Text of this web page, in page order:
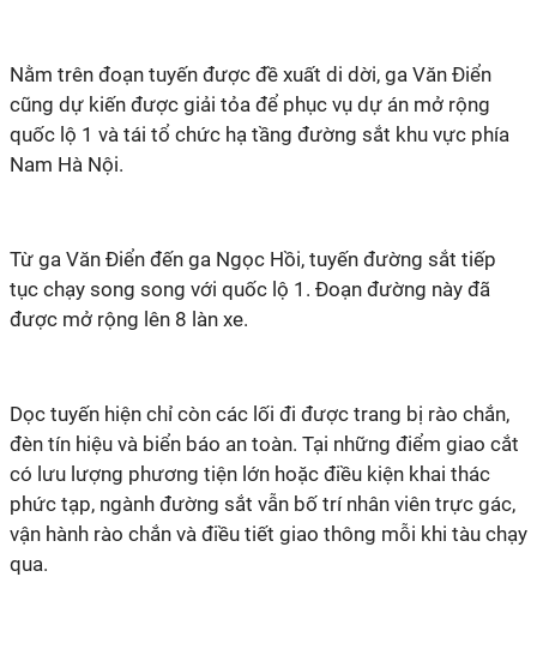
Nằm trên đoạn tuyến được đề xuất di dời, ga Văn Điển
cũng dự kiến được giải tỏa để phục vụ dự án mở rộng
quốc lộ 1 và tái tổ chức hạ tầng đường sắt khu vực phía
Nam Hà Nội.
Từ ga Văn Điển đến ga Ngọc Hồi, tuyến đường sắt tiếp
tục chạy song song với quốc lộ 1. Đoạn đường này đã
được mở rộng lên 8 làn xe.
Dọc tuyến hiện chỉ còn các lối đi được trang bị rào chắn,
đèn tín hiệu và biển báo an toàn. Tại những điểm giao cắt
có lưu lượng phương tiện lớn hoặc điều kiện khai thác
phức tạp, ngành đường sắt vẫn bố trí nhân viên trực gác,
vận hành rào chắn và điều tiết giao thông mỗi khi tàu chạy
qua.